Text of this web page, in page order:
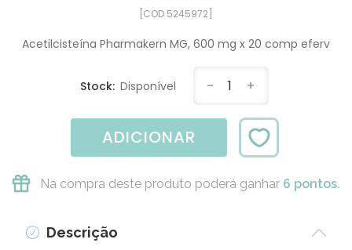
[COD 5245972]
Acetilcisteína Pharmakern MG, 600 mg x 20 comp eferv
Stock: Disponível - 1 +
ADICIONAR
Na compra deste produto poderá ganhar 6 pontos.
Descrição